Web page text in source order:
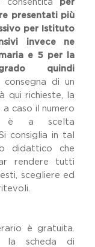
consentita
per
presentati più
per Istituto
invece ne
e 5 per la
quindi
di un
qui richieste, la
a caso il numero
è a scelta
consiglia in tal
didattico che
rendere tutti
scegliere ed
è gratuita.
la scheda di